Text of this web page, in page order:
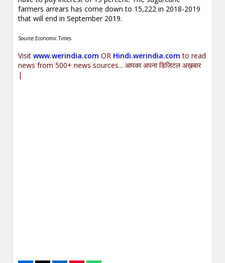
farmers arrears has come down to 15,222 in 2018-2019
that will end in September 2019.
Source:Economic Times
Visitwww.werindia.com OR Hindi.werindia.com to read
news from 500+ news sources... आपका अपना डिजिटल अख़बार
|